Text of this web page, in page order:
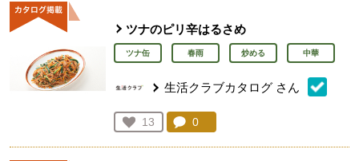
ツナのピリ辛はるさめ
ツナ缶 春雨 炒める 中華
生活クラブカタログ さん
お気に入り登録：
13
人が登録
コメント：
0